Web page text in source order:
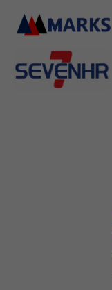
content